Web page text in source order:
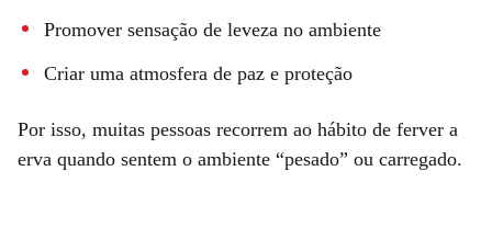
Promover sensação de leveza no ambiente
Criar uma atmosfera de paz e proteção
Por isso, muitas pessoas recorrem ao hábito de ferver a
erva quando sentem o ambiente “pesado” ou carregado.